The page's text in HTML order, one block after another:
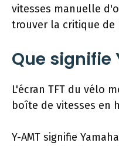
vitesses manuelle
trouver la critique de
Que signifie
L'écran TFT du vélo
boîte de vitesses en
Y-AMT signifie